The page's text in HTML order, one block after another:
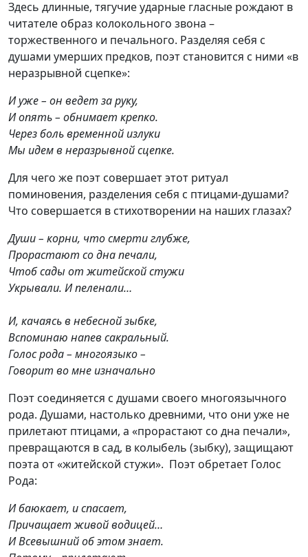
Здесь длинные, тягучие ударные гласные рождают в
читателе образ колокольного звона –
торжественного и печального. Разделяя себя с
душами умерших предков, поэт становится с ними «в
неразрывной сцепке»:
И уже – он ведет за руку,
И опять – обнимает крепко.
Через боль временной излуки
Мы идем в неразрывной сцепке.
Для чего же поэт совершает этот ритуал
поминовения, разделения себя с птицами-душами?
Что совершается в стихотворении на наших глазах?
Души – корни, что смерти глубже,
Прорастают со дна печали,
Чтоб сады от житейской стужи
Укрывали. И пеленали…
И, качаясь в небесной зыбке,
Вспоминаю напев сакральный.
Голос рода – многоязыко –
Говорит во мне изначально
Поэт соединяется с душами своего многоязычного
рода. Душами, настолько древними, что они уже не
прилетают птицами, а «прорастают со дна печали»,
превращаются в сад, в колыбель (зыбку), защищают
поэта от «житейской стужи». Поэт обретает Голос
Рода:
И баюкает, и спасает,
Причащает живой водицей…
И Всевышний об этом знает.